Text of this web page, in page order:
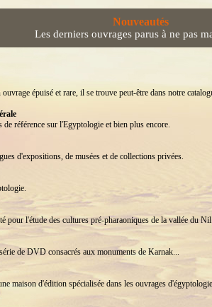
Nouveautés
Les derniers ouvrages parus à ne pas
ouvrage épuisé et rare, il se trouve peut-être dans notre
de référence sur l'Egyptologie et bien plus encore.
d'expositions, de musées et de collections privées.
pour l'étude des cultures pré-pharaoniques de la vallée du
de DVD consacrés aux monuments de Karnak...
maison d'édition spécialisée dans les ouvrages